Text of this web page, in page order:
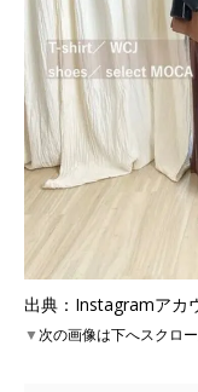
出典：Instagramアカ
▼次の画像は下へスクロ